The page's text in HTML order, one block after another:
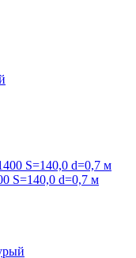
S=140,0 d=0,7 м